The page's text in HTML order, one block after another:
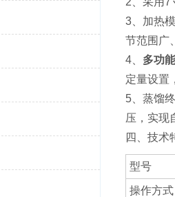
3、加热
节范围广
4、 多功
定量设置
5、蒸馏
压，实现
四、技术
型号
操作方式